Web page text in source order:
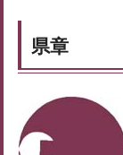
県章